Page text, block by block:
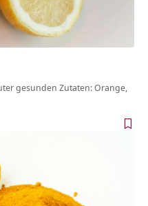
gesunden Zutaten: Orange,